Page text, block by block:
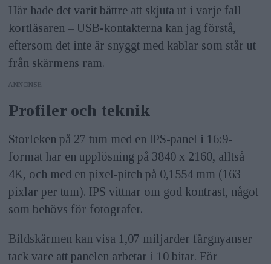
Här hade det varit bättre att skjuta ut i varje fall
kortläsaren – USB-kontakterna kan jag förstå,
eftersom det inte är snyggt med kablar som står ut
från skärmens ram.
ANNONS
Profiler och teknik
Storleken på 27 tum med en IPS-panel i 16:9-
format har en upplösning på 3840 x 2160, alltså
4K, och med en pixel-pitch på 0,1554 mm (163
pixlar per tum). IPS vittnar om god kontrast, något
som behövs för fotografer.
Bildskärmen kan visa 1,07 miljarder färgnyanser
tack vare att panelen arbetar i 10 bitar. För